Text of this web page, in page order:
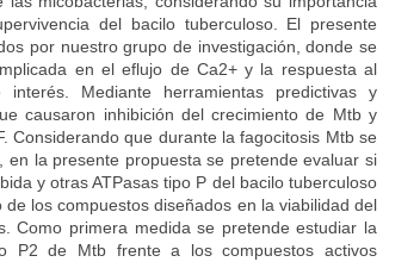
del bacilo tuberculoso. El presente
por nuestro grupo de investigación, donde se
en el eflujo de Ca2+ y la respuesta al
Mediante herramientas predictivas y
causaron inhibición del crecimiento de Mtb y
Considerando que durante la fagocitosis Mtb se
la presente propuesta se pretende evaluar si
y otras ATPasas tipo P del bacilo tuberculoso
los compuestos diseñados en la viabilidad del
Como primera medida se pretende estudiar la
P2 de Mtb frente a los compuestos activos